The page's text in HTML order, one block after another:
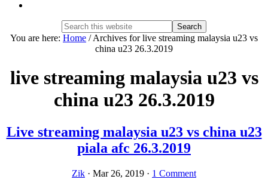
Search
this
Hide
Search
You are here: Home /Archives for live streaming malaysia u23 vs
china u23 26.3.2019
live streaming malaysia u23 vs
china u23 26.3.2019
Live streaming malaysia u23 vs china u23
piala afc 26.3.2019
Zik · Mar 26, 2019 · 1 Comment